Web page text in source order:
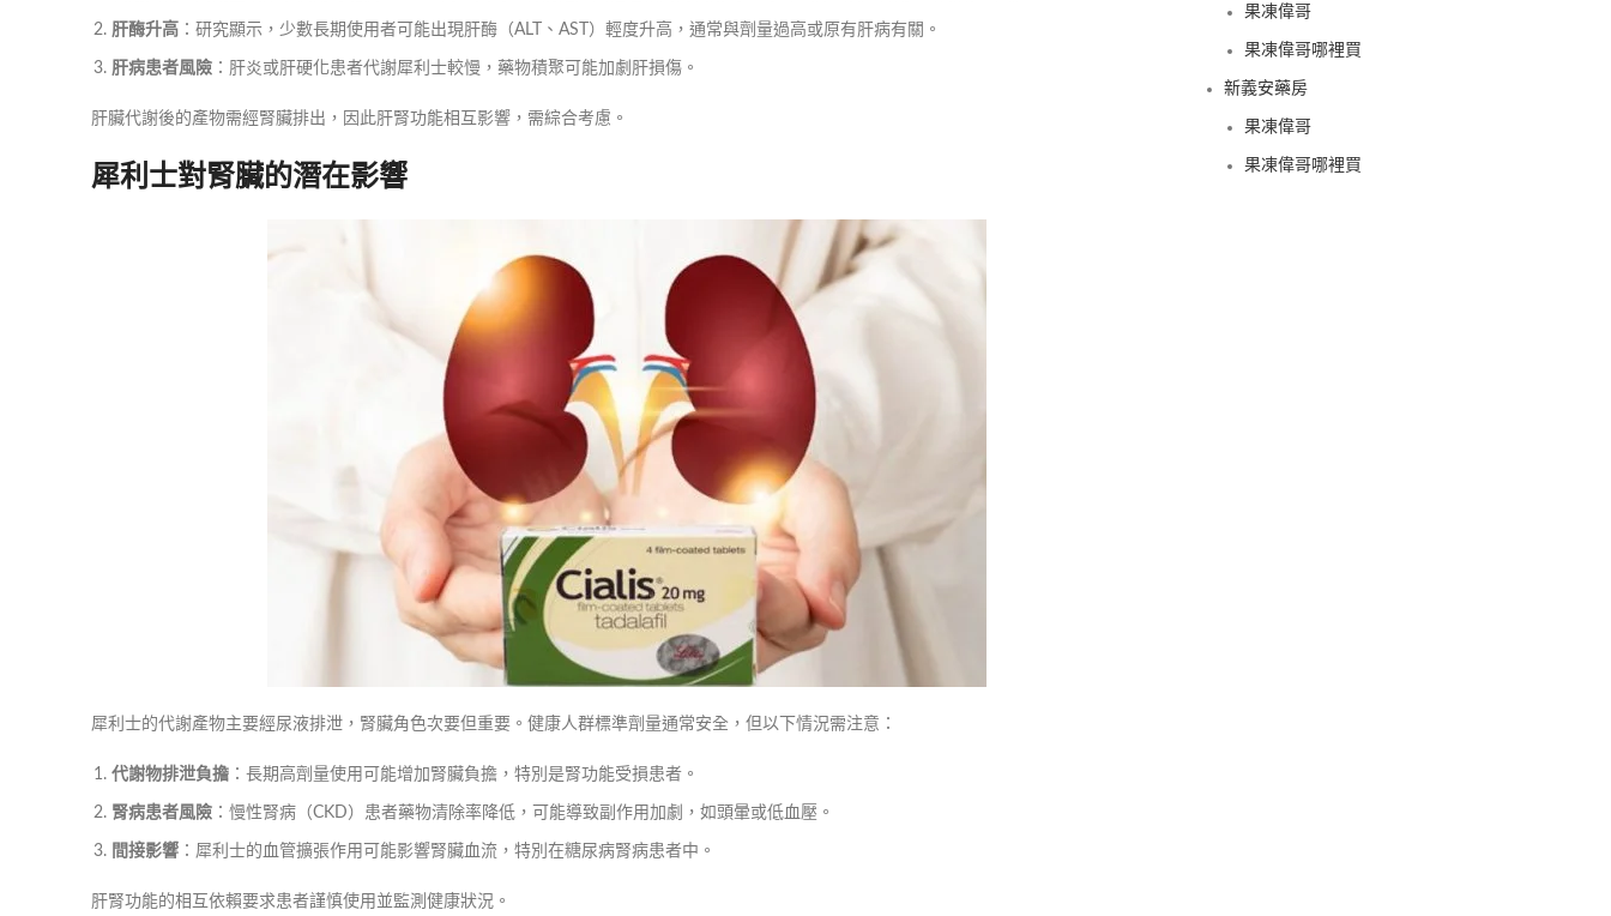
肝酶升高 ：研究顯示，少數長期使用者可能出現肝酶（ALT、AST）輕度升高，通常與劑量過高或原有肝病有關。
肝病患者風險 ：肝炎或肝硬化患者代謝犀利士較慢，藥物積聚可能加劇肝損傷。
肝臟代謝後的產物需經腎臟排出，因此肝腎功能相互影響，需綜合考慮。
犀利士對腎臟的潛在影響
犀利士的代謝產物主要經尿液排泄，腎臟角色次要但重要。健康人群標準劑量通常安全，但以下情況需注意：
代謝物排泄負擔 ：長期高劑量使用可能增加腎臟負擔，特別是腎功能受損患者。
腎病患者風險 ：慢性腎病（CKD）患者藥物清除率降低，可能導致副作用加劇，如頭暈或低血壓。
間接影響 ：犀利士的血管擴張作用可能影響腎臟血流，特別在糖尿病腎病患者中。
肝腎功能的相互依賴要求患者謹慎使用並監測健康狀況。
果凍偉哥
果凍偉哥哪裡買
新義安藥房
果凍偉哥
果凍偉哥哪裡買